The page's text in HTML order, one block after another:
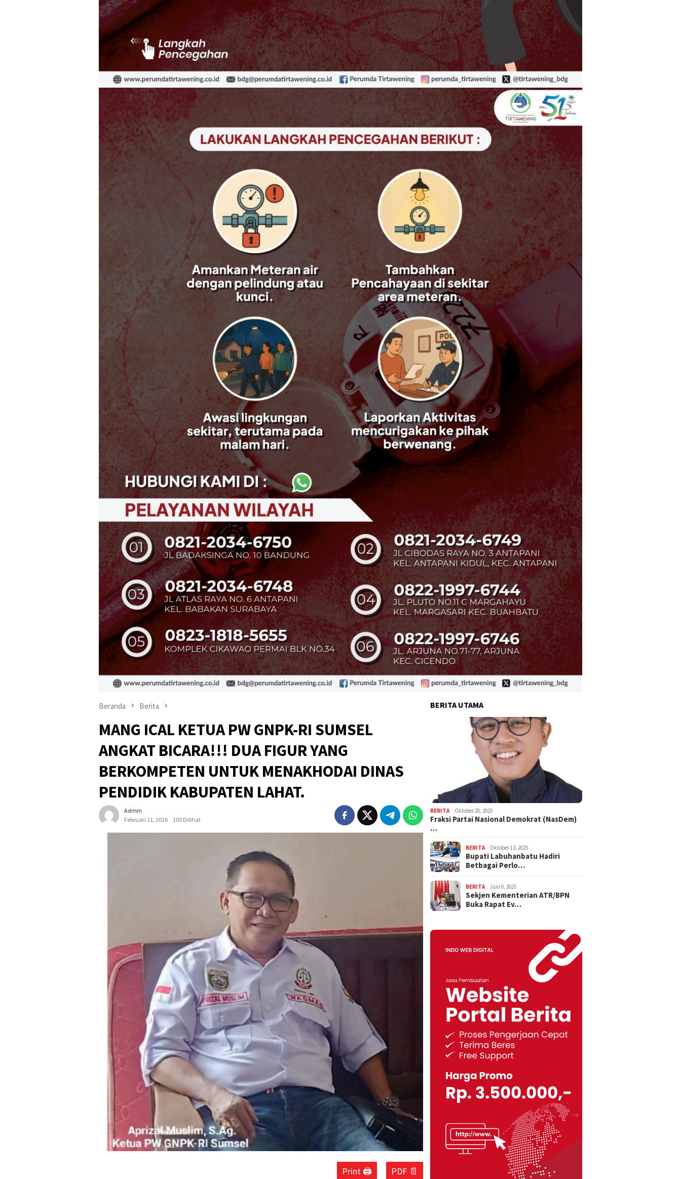
Beranda Berita
MANG ICAL KETUA PW GNPK-RI SUMSEL
ANGKAT BICARA!!! DUA FIGUR YANG
BERKOMPETEN UNTUK MENAKHODAI DINAS
PENDIDIK KABUPATEN LAHAT.
Admin
Februari 11, 2026
105 Dilihat
Print 🖨 PDF 📄
BERITA UTAMA
BERITA Oktober 20, 2025
Fraksi Partai Nasional Demokrat (NasDem)
…
BERITA Oktober 13, 2025
Bupati Labuhanbatu Hadiri
Betbagai Perlo…
BERITA Juni 6, 2025
Sekjen Kementerian ATR/BPN
Buka Rapat Ev…